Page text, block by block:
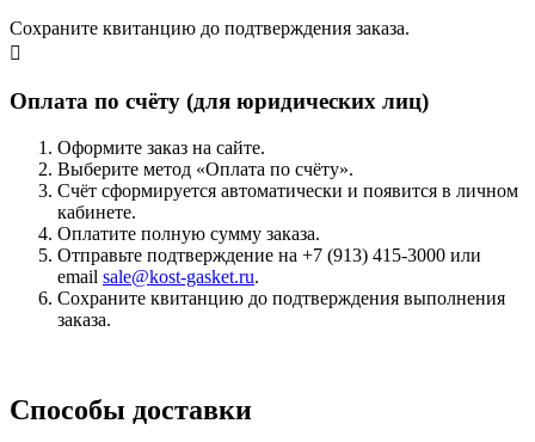
Сохраните квитанцию до подтверждения заказа.
Оплата по счёту (для юридических лиц)
Оформите заказ на сайте.
Выберите метод «Оплата по счёту».
Счёт сформируется автоматически и появится в личном
кабинете.
Оплатите полную сумму заказа.
Отправьте подтверждение на +7 (913) 415-3000 или
email sale@kost-gasket.ru.
Сохраните квитанцию до подтверждения выполнения
заказа.
Способы доставки